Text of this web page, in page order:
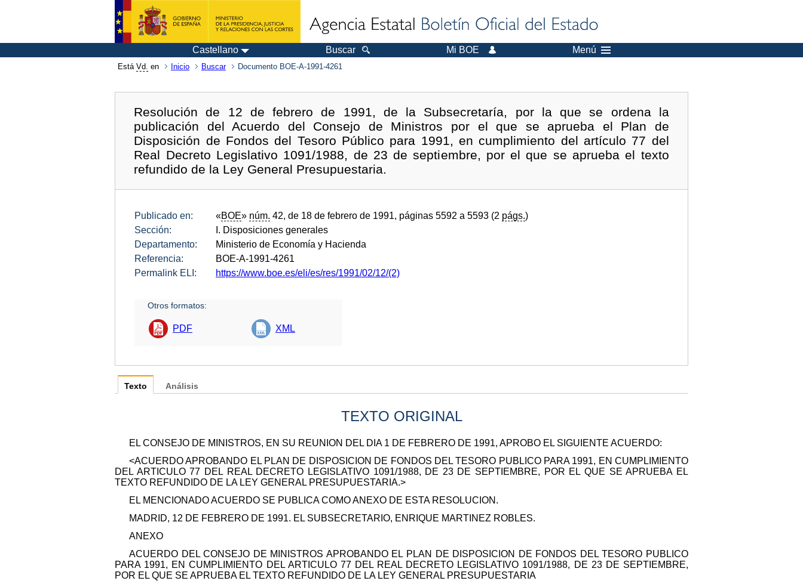
Castellano Buscar Mi BOE Menú
Está Vd. en Inicio Buscar Documento BOE-A-1991-4261
Resolución de 12 de febrero de 1991, de la Subsecretaría, por la que se ordena la
publicación del Acuerdo del Consejo de Ministros por el que se aprueba el Plan de
Disposición de Fondos del Tesoro Público para 1991, en cumplimiento del artículo 77 del
Real Decreto Legislativo 1091/1988, de 23 de septiembre, por el que se aprueba el texto
refundido de la Ley General Presupuestaria.
Publicado en: «BOE» núm. 42, de 18 de febrero de 1991, páginas 5592 a 5593 (2 págs.)
Sección:
I. Disposiciones generales
Departamento:
Ministerio de Economía y Hacienda
Referencia:
BOE-A-1991-4261
Permalink ELI:
https://www.boe.es/eli/es/res/1991/02/12/(2)
Otros formatos:
PDF XML
Texto
TEXTO ORIGINAL
EL CONSEJO DE MINISTROS, EN SU REUNION DEL DIA 1 DE FEBRERO DE 1991, APROBO EL SIGUIENTE ACUERDO:
<ACUERDO APROBANDO EL PLAN DE DISPOSICION DE FONDOS DEL TESORO PUBLICO PARA 1991, EN CUMPLIMIENTO
DEL ARTICULO 77 DEL REAL DECRETO LEGISLATIVO 1091/1988, DE 23 DE SEPTIEMBRE, POR EL QUE SE APRUEBA EL
TEXTO REFUNDIDO DE LA LEY GENERAL PRESUPUESTARIA.>
EL MENCIONADO ACUERDO SE PUBLICA COMO ANEXO DE ESTA RESOLUCION.
MADRID, 12 DE FEBRERO DE 1991. EL SUBSECRETARIO, ENRIQUE MARTINEZ ROBLES.
ANEXO
ACUERDO DEL CONSEJO DE MINISTROS APROBANDO EL PLAN DE DISPOSICION DE FONDOS DEL TESORO PUBLICO
PARA 1991, EN CUMPLIMIENTO DEL ARTICULO 77 DEL REAL DECRETO LEGISLATIVO 1091/1988, DE 23 DE SEPTIEMBRE,
POR EL QUE SE APRUEBA EL TEXTO REFUNDIDO DE LA LEY GENERAL PRESUPUESTARIA
Análisis